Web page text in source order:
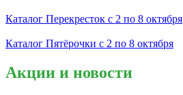
Каталог Перекресток с 2 по 8 октября
Каталог Пятёрочки с 2 по 8 октября
Акции и новости